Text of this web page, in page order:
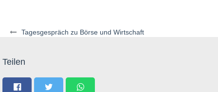
Tagesgespräch zu Börse und Wirtschaft
Teilen